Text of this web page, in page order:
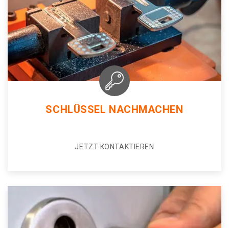
SCHLÜSSEL NACHMACHEN
JETZT KONTAKTIEREN